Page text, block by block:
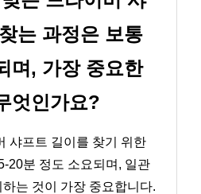
는 과정은 보통
며, 가장 중요한
엇인가요?
샤프트 길이를 찾기 위한
20분 정도 소요되며, 일관
는 것이 가장 중요합니다.